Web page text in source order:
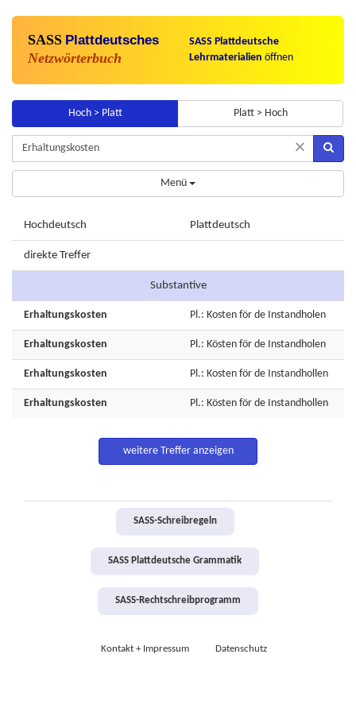
SASS Plattdeutsches
Netzwörterbuch
SASS Plattdeutsche
Lehrmaterialien öffnen
Hoch > Platt Platt > Hoch
×
Menü
Hochdeutsch Plattdeutsch
direkte Treffer
Substantive
Erhaltungskosten Pl.: Kosten för de Instandholen
Erhaltungskosten Pl.: Kösten för de Instandholen
Erhaltungskosten Pl.: Kosten för de Instandhollen
Erhaltungskosten Pl.: Kösten för de Instandhollen
weitere Treffer anzeigen
SASS-Schreibregeln
SASS Plattdeutsche Grammatik
SASS-Rechtschreibprogramm
Kontakt + Impressum Datenschutz